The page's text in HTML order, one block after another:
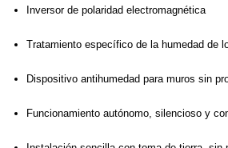
Inversor de polaridad electromagnética
Tratamiento específico de la humedad de
Dispositivo antihumedad para muros sin
Funcionamiento autónomo, silencioso y